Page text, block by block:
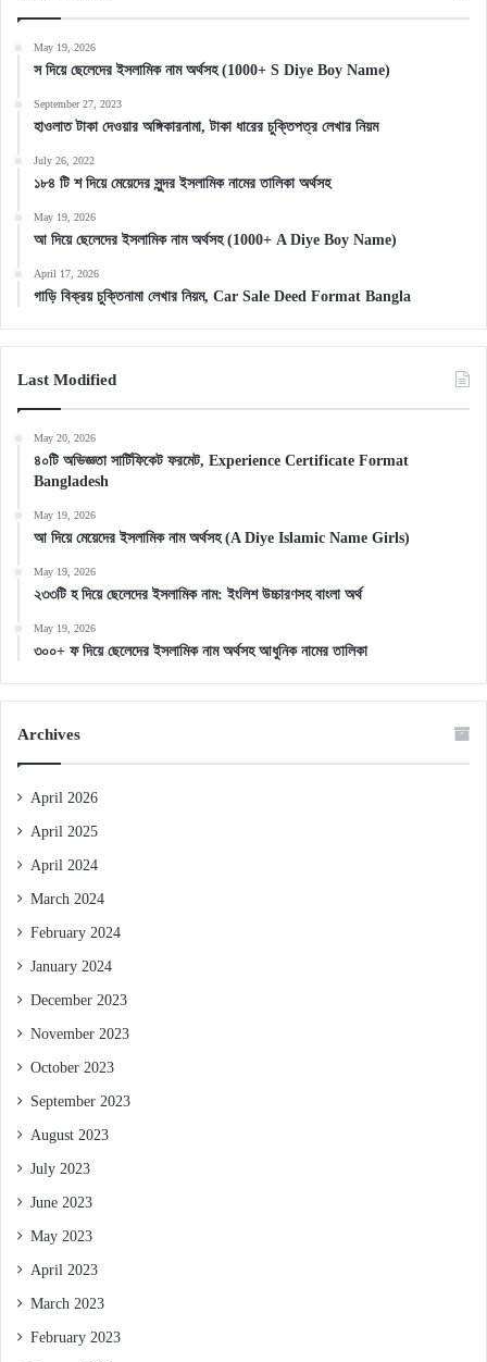
May 19, 2026
স দিয়ে ছেলেদের ইসলামিক নাম অর্থসহ (1000+ S Diye Boy Name)
September 27, 2023
হাওলাত টাকা দেওয়ার অঙ্গিকারনামা, টাকা ধারের চুক্তিপত্র লেখার নিয়ম
July 26, 2022
১৮৪ টি শ দিয়ে মেয়েদের সুন্দর ইসলামিক নামের তালিকা অর্থসহ
May 19, 2026
আ দিয়ে ছেলেদের ইসলামিক নাম অর্থসহ (1000+ A Diye Boy Name)
April 17, 2026
গাড়ি বিক্রয় চুক্তিনামা লেখার নিয়ম, Car Sale Deed Format Bangla
Last Modified
May 20, 2026
৪০টি অভিজ্ঞতা সার্টিফিকেট ফরমেট, Experience Certificate Format
Bangladesh
May 19, 2026
আ দিয়ে মেয়েদের ইসলামিক নাম অর্থসহ (A Diye Islamic Name Girls)
May 19, 2026
২৩৩টি হ দিয়ে ছেলেদের ইসলামিক নাম: ইংলিশ উচ্চারণসহ বাংলা অর্থ
May 19, 2026
৩০০+ ফ দিয়ে ছেলেদের ইসলামিক নাম অর্থসহ আধুনিক নামের তালিকা
Archives
April 2026
April 2025
April 2024
March 2024
February 2024
January 2024
December 2023
November 2023
October 2023
September 2023
August 2023
July 2023
June 2023
May 2023
April 2023
March 2023
February 2023